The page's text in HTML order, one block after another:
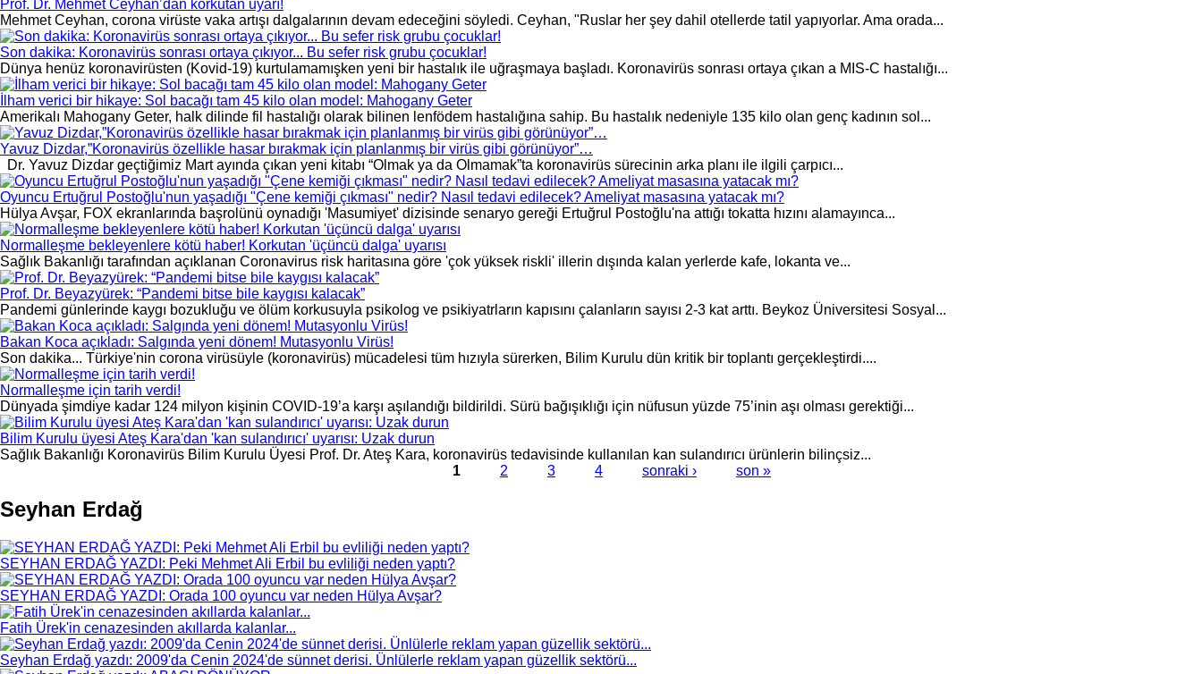
Prof. Dr. Mehmet Ceyhan’dan korkutan uyarı!
Mehmet Ceyhan, corona virüste vaka artışı dalgalarının devam edeceğini söyledi. Ceyhan, "Ruslar her şey dahil otellerde tatil yapıyorlar. Ama orada...
Son dakika: Koronavirüs sonrası ortaya çıkıyor... Bu sefer risk grubu çocuklar!
Dünya henüz koronavirüsten (Kovid-19) kurtulamamışken yeni bir hastalık ile uğraşmaya başladı. Koronavirüs sonrası ortaya çıkan a MIS-C hastalığı...
İlham verici bir hikaye: Sol bacağı tam 45 kilo olan model: Mahogany Geter
Amerikalı Mahogany Geter, halk dilinde fil hastalığı olarak bilinen lenfödem hastalığına sahip. Bu hastalık nedeniyle 135 kilo olan genç kadının sol...
Yavuz Dizdar,”Koronavirüs özellikle hasar bırakmak için planlanmış bir virüs gibi görünüyor”…
Dr. Yavuz Dizdar geçtiğimiz Mart ayında çıkan yeni kitabı “Olmak ya da Olmamak”ta koronavirüs sürecinin arka planı ile ilgili çarpıcı...
Oyuncu Ertuğrul Postoğlu'nun yaşadığı "Çene kemiği çıkması" nedir? Nasıl tedavi edilecek? Ameliyat masasına yatacak mı?
Hülya Avşar, FOX ekranlarında başrolünü oynadığı 'Masumiyet' dizisinde senaryo gereği Ertuğrul Postoğlu'na attığı tokatta hızını alamayınca...
Normalleşme bekleyenlere kötü haber! Korkutan 'üçüncü dalga' uyarısı
Sağlık Bakanlığı tarafından açıklanan Coronavirus risk haritasına göre 'çok yüksek riskli' illerin dışında kalan yerlerde kafe, lokanta ve...
Prof. Dr. Beyazyürek: “Pandemi bitse bile kaygısı kalacak”
Pandemi günlerinde kaygı bozukluğu ve ölüm korkusuyla psikolog ve psikiyatrların kapısını çalanların sayısı 2-3 kat arttı. Beykoz Üniversitesi Sosyal...
Bakan Koca açıkladı: Salgında yeni dönem! Mutasyonlu Virüs!
Son dakika... Türkiye'nin corona virüsüyle (koronavirüs) mücadelesi tüm hızıyla sürerken, Bilim Kurulu dün kritik bir toplantı gerçekleştirdi....
Normalleşme için tarih verdi!
Dünyada şimdiye kadar 124 milyon kişinin COVID-19’a karşı aşılandığı bildirildi. Sürü bağışıklığı için nüfusun yüzde 75’inin aşı olması gerektiği...
Bilim Kurulu üyesi Ateş Kara'dan 'kan sulandırıcı' uyarısı: Uzak durun
Sağlık Bakanlığı Koronavirüs Bilim Kurulu Üyesi Prof. Dr. Ateş Kara, koronavirüs tedavisinde kullanılan kan sulandırıcı ürünlerin bilinçsiz...
1 2 3 4 sonraki › son »
Seyhan Erdağ
SEYHAN ERDAĞ YAZDI: Peki Mehmet Ali Erbil bu evliliği neden yaptı?
SEYHAN ERDAĞ YAZDI: Orada 100 oyuncu var neden Hülya Avşar?
Fatih Ürek'in cenazesinden akıllarda kalanlar...
Seyhan Erdağ yazdı: 2009'da Cenin 2024'de sünnet derisi. Ünlülerle reklam yapan güzellik sektörü...